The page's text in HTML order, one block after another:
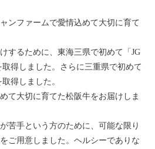
ンファームで愛情込めて大切に育て
するために、東海三県で初めて「JG
得しました。さらに三重県で初めて
得しました。
て大切に育てた松阪牛をお届けしま
苦手という方のために、可能な限り
ご用意しました。ヘルシーでありな